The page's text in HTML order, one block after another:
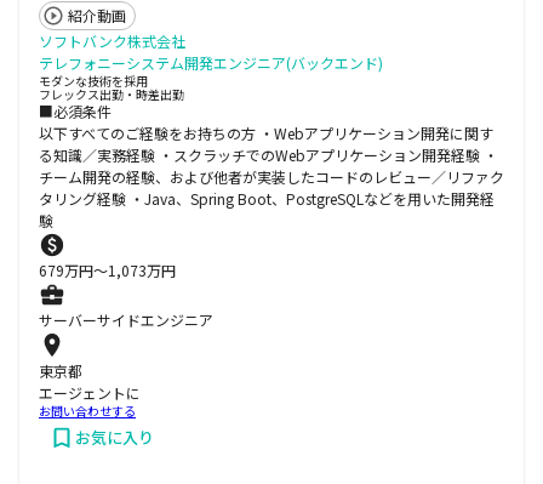
紹介動画
ソフトバンク株式会社
テレフォニーシステム開発エンジニア(バックエンド)
モダンな技術を採用
フレックス出勤・時差出勤
■必須条件
以下すべてのご経験をお持ちの方 ・Webアプリケーション開発に関す
る知識／実務経験 ・スクラッチでのWebアプリケーション開発経験 ・
チーム開発の経験、および他者が実装したコードのレビュー／リファク
タリング経験 ・Java、Spring Boot、PostgreSQLなどを用いた開発経
験
679万円〜1,073万円
サーバーサイドエンジニア
東京都
エージェントに
お問い合わせする
お気に入り